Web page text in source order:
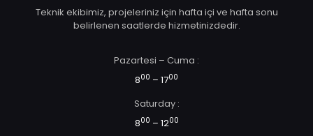
Teknik ekibimiz, projeleriniz için hafta içi ve hafta sonu
belirlenen saatlerde hizmetinizdedir.
Pazartesi – Cuma :
800 – 1700
Saturday :
800 – 1200